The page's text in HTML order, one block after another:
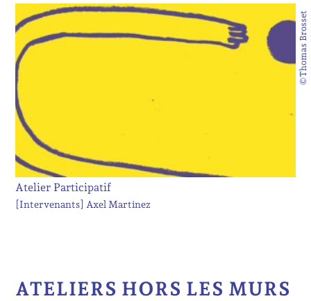
©Thomas Brosset
Atelier Participatif
[Intervenants] Axel Martinez
ATELIERS HORS LES MURS